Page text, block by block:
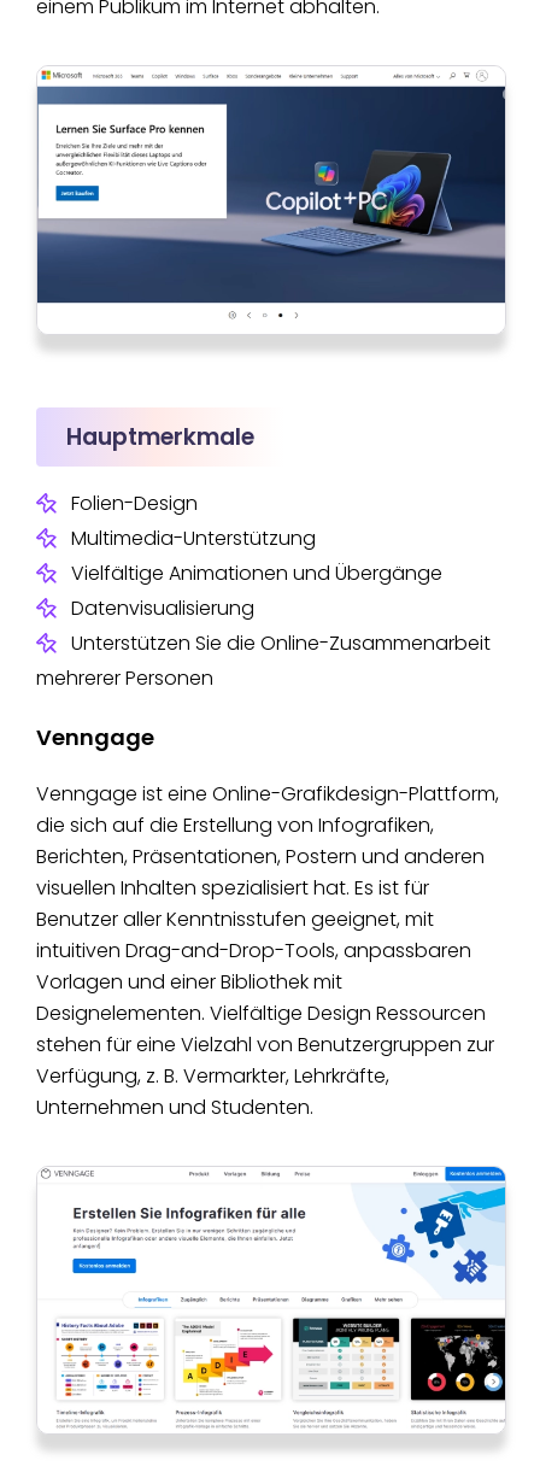
einem Publikum im Internet abhalten.
Hauptmerkmale
Folien-Design
Multimedia-Unterstützung
Vielfältige Animationen und Übergänge
Datenvisualisierung
Unterstützen Sie die Online-Zusammenarbeit
mehrerer Personen
Venngage
Venngage ist eine Online-Grafikdesign-Plattform,
die sich auf die Erstellung von Infografiken,
Berichten, Präsentationen, Postern und anderen
visuellen Inhalten spezialisiert hat. Es ist für
Benutzer aller Kenntnisstufen geeignet, mit
intuitiven Drag-and-Drop-Tools, anpassbaren
Vorlagen und einer Bibliothek mit
Designelementen. Vielfältige Design Ressourcen
stehen für eine Vielzahl von Benutzergruppen zur
Verfügung, z. B. Vermarkter, Lehrkräfte,
Unternehmen und Studenten.